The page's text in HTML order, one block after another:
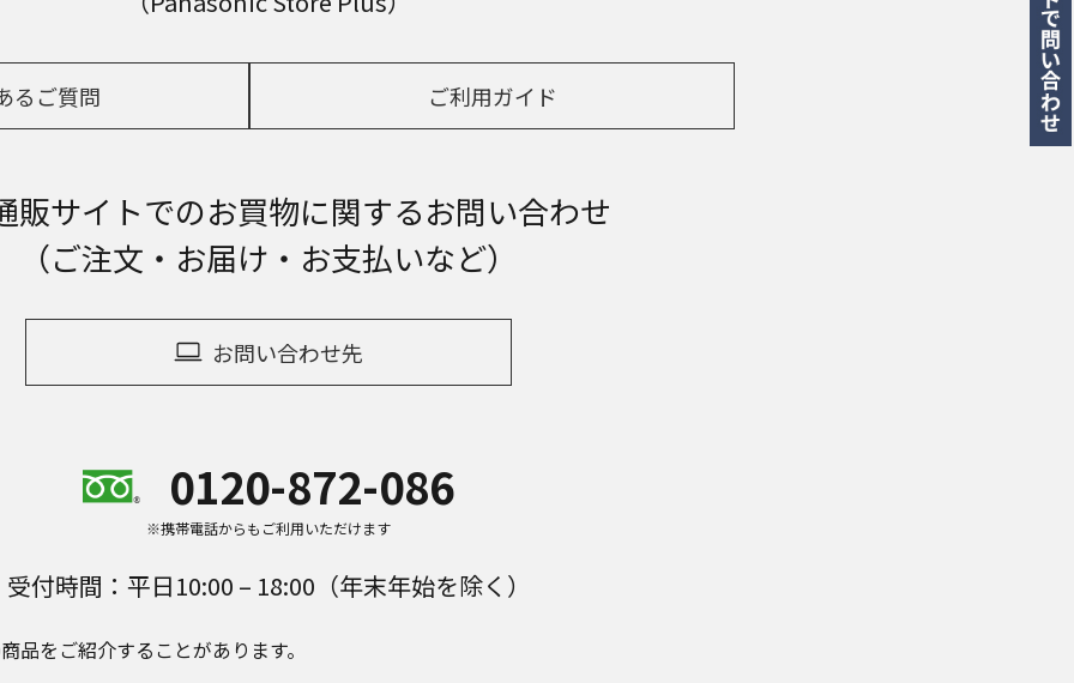
るご質問 ご利用ガイド
販サイトでのお買物に関するお問い合わせ
（ご注文・お届け・お支払いなど）
お問い合わせ先
0120-872-086
※携帯電話からもご利用いただけます
受付時間：平日10:00 – 18:00（年末年始を除く）
品をご紹介することがあります。